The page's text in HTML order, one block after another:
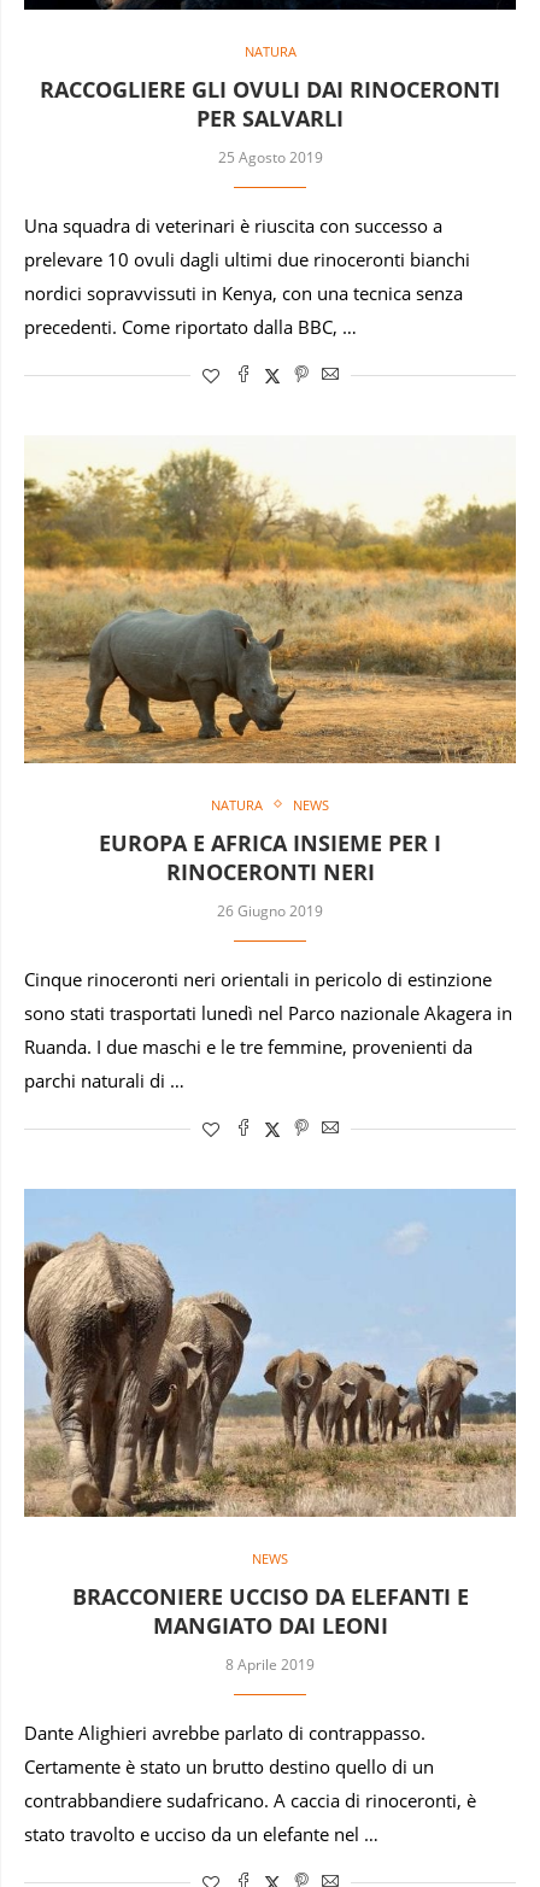
NATURA
RACCOGLIERE GLI OVULI DAI RINOCERONTI
PER SALVARLI
25 Agosto 2019
Una squadra di veterinari è riuscita con successo a
prelevare 10 ovuli dagli ultimi due rinoceronti bianchi
nordici sopravvissuti in Kenya, con una tecnica senza
precedenti. Come riportato dalla BBC, …
NATURA NEWS
EUROPA E AFRICA INSIEME PER I
RINOCERONTI NERI
26 Giugno 2019
Cinque rinoceronti neri orientali in pericolo di estinzione
sono stati trasportati lunedì nel Parco nazionale Akagera in
Ruanda. I due maschi e le tre femmine, provenienti da
parchi naturali di …
NEWS
BRACCONIERE UCCISO DA ELEFANTI E
MANGIATO DAI LEONI
8 Aprile 2019
Dante Alighieri avrebbe parlato di contrappasso.
Certamente è stato un brutto destino quello di un
contrabbandiere sudafricano. A caccia di rinoceronti, è
stato travolto e ucciso da un elefante nel …